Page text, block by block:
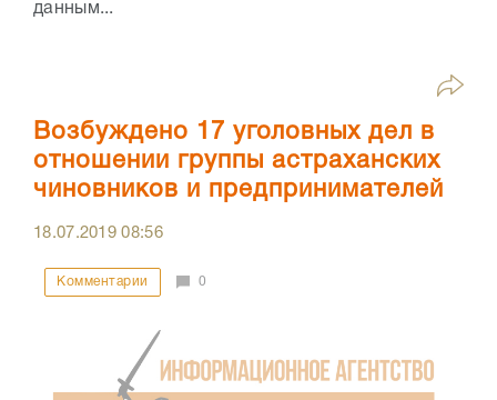
данным...
Возбуждено 17 уголовных дел в
отношении группы астраханских
чиновников и предпринимателей
18.07.201908:56
Комментарии 0